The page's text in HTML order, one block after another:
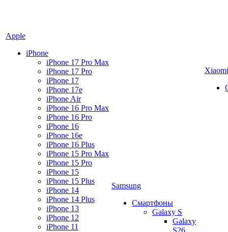
Apple
iPhone
iPhone 17 Pro Max
iPhone 17 Pro
iPhone 17
iPhone 17e
iPhone Air
iPhone 16 Pro Max
iPhone 16 Pro
iPhone 16
iPhone 16e
iPhone 16 Plus
iPhone 15 Pro Max
iPhone 15 Pro
iPhone 15
iPhone 15 Plus
iPhone 14
iPhone 14 Plus
iPhone 13
iPhone 12
iPhone 11
Samsung
Смартфоны
Galaxy S
Galaxy
S26
Xiaomi